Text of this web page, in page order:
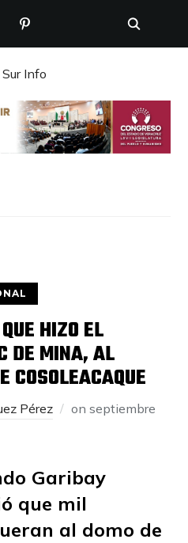
PINTEREST
HIZO EL
DE MINA, AL
COSOLEACAQUE
Pérez onseptiembre
Garibay
que mil
al domo de